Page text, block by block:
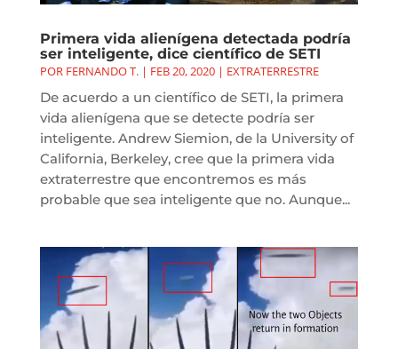
Primera vida alienígena detectada podría
ser inteligente, dice científico de SETI
POR FERNANDO T.| FEB 20, 2020| EXTRATERRESTRE
De acuerdo a un científico de SETI, la primera
vida alienígena que se detecte podría ser
inteligente. Andrew Siemion, de la University of
California, Berkeley, cree que la primera vida
extraterrestre que encontremos es más
probable que sea inteligente que no. Aunque...